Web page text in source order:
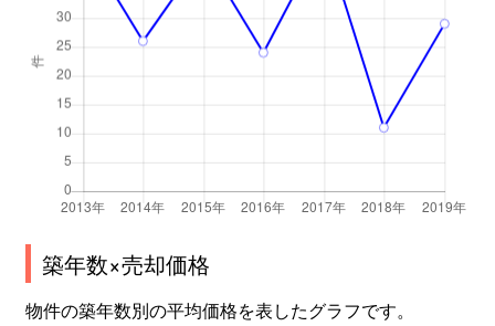
築年数×売却価格
物件の築年数別の平均価格を表したグラフです。